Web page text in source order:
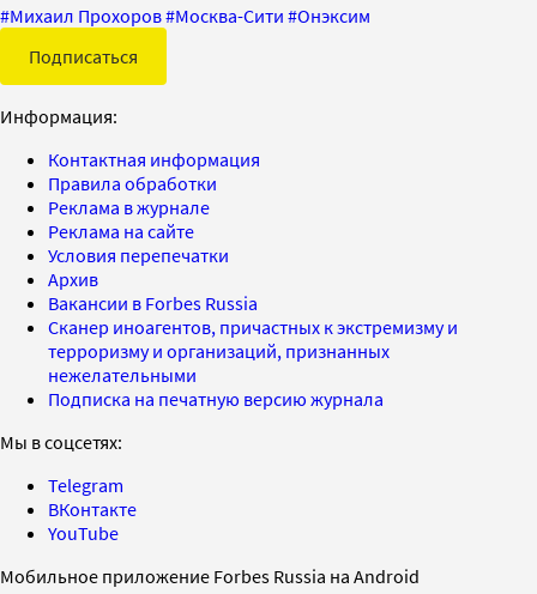
#Михаил Прохоров#Москва-Сити #Онэксим
Подписаться
Информация:
Контактная информация
Правила обработки
Реклама в журнале
Реклама на сайте
Условия перепечатки
Архив
Вакансии в Forbes Russia
Сканер иноагентов, причастных к экстремизму и
терроризму и организаций, признанных
нежелательными
Подписка на печатную версию журнала
Мы в соцсетях:
Telegram
ВКонтакте
YouTube
Мобильное приложение Forbes Russia на Android